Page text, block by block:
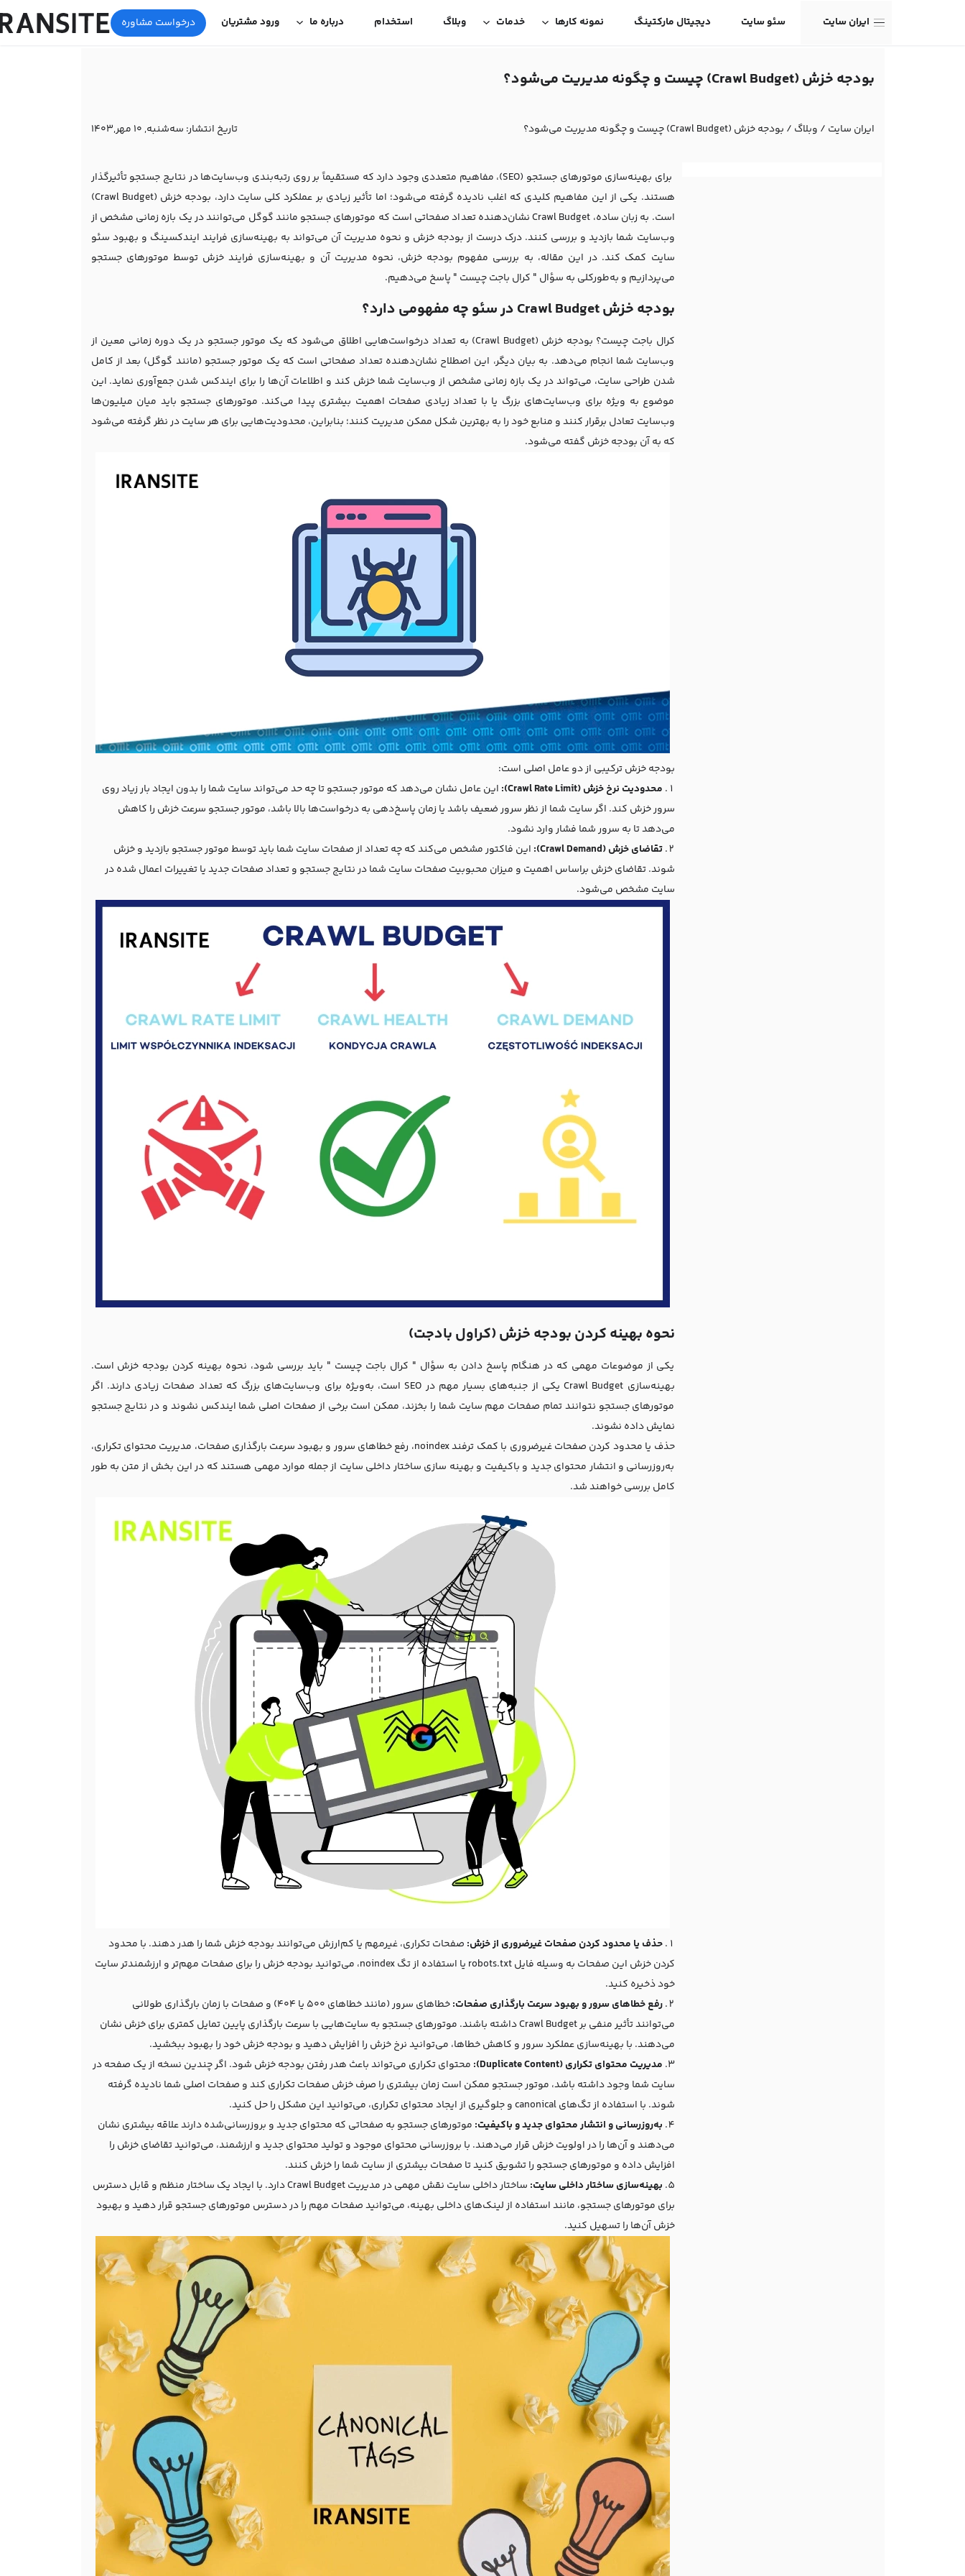
ایران سایت سئو سایت دیجیتال مارکتینگ نمونه کارها خدمات وبلاگ استخدام درباره ما ورود مشتریان درخواست مشاوره
بودجه خزش (Crawl Budget) چیست و چگونه مدیریت می‌شود؟
ایران سایت / وبلاگ / بودجه خزش (Crawl Budget) چیست و چگونه مدیریت می‌شود؟ تاریخ انتشار: ﺳﻪشنبه, 10 مهر,1403
برای بهینه‌سازی موتورهای جستجو (SEO)، مفاهیم متعددی وجود دارد که مستقیماً بر روی رتبه‌بندی وب‌سایت‌ها در نتایج جستجو تأثیرگذار
هستند. یکی از این مفاهیم کلیدی که اغلب نادیده گرفته می‌شود؛ اما تأثیر زیادی بر عملکرد کلی سایت دارد، بودجه خزش (Crawl Budget)
است. به زبان ساده، Crawl Budget نشان‌دهنده تعداد صفحاتی است که موتورهای جستجو مانند گوگل می‌توانند در یک بازه زمانی مشخص از
وب‌سایت شما بازدید و بررسی کنند. درک درست از بودجه خزش و نحوه مدیریت آن می‌تواند به بهینه‌سازی فرایند ایندکسینگ و بهبود سئو
سایت کمک کند. در این مقاله، به بررسی مفهوم بودجه خزش، نحوه مدیریت آن و بهینه‌سازی فرایند خزش توسط موتورهای جستجو
می‌پردازیم و به‌طورکلی به سؤال " کرال باجت چیست " پاسخ می‌دهیم.
بودجه خزش Crawl Budget در سئو چه مفهومی دارد؟
کرال باجت چیست؟ بودجه خزش (Crawl Budget) به تعداد درخواست‌هایی اطلاق می‌شود که یک موتور جستجو در یک دوره زمانی معین از
وب‌سایت شما انجام می‌دهد. به بیان دیگر، این اصطلاح نشان‌دهنده تعداد صفحاتی است که یک موتور جستجو (مانند گوگل) بعد از کامل
شدن طراحی سایت، می‌تواند در یک بازه زمانی مشخص از وب‌سایت شما خزش کند و اطلاعات آن‌ها را برای ایندکس شدن جمع‌آوری نماید. این
موضوع به ویژه برای وب‌سایت‌های بزرگ یا با تعداد زیادی صفحات اهمیت بیشتری پیدا می‌کند. موتورهای جستجو باید میان میلیون‌ها
وب‌سایت تعادل برقرار کنند و منابع خود را به بهترین شکل ممکن مدیریت کنند؛ بنابراین، محدودیت‌هایی برای هر سایت در نظر گرفته می‌شود
که به آن بودجه خزش گفته می‌شود.
بودجه خزش ترکیبی از دو عامل اصلی است:
محدودیت نرخ خزش (Crawl Rate Limit):
این عامل نشان می‌دهد که موتور جستجو تا چه حد می‌تواند سایت شما را بدون ایجاد بار زیاد روی
سرور خزش کند. اگر سایت شما از نظر سرور ضعیف باشد یا زمان پاسخ‌دهی به درخواست‌ها بالا باشد، موتور جستجو سرعت خزش را کاهش
می‌دهد تا به سرور شما فشار وارد نشود.
تقاضای خزش (Crawl Demand):
این فاکتور مشخص می‌کند که چه تعداد از صفحات سایت شما باید توسط موتور جستجو بازدید و خزش
شوند. تقاضای خزش براساس اهمیت و میزان محبوبیت صفحات سایت شما در نتایج جستجو و تعداد صفحات جدید یا تغییرات اعمال شده در
سایت مشخص می‌شود.
نحوه بهینه کردن بودجه خزش (کراول بادجت)
یکی از موضوعات مهمی که در هنگام پاسخ دادن به سؤال " کرال باجت چیست " باید بررسی شود، نحوه بهینه کردن بودجه خزش است.
بهینه‌سازی Crawl Budget یکی از جنبه‌های بسیار مهم در
SEOاست، به‌ویژه برای وب‌سایت‌های بزرگ که تعداد صفحات زیادی دارند. اگر
موتورهای جستجو نتوانند تمام صفحات مهم سایت شما را بخزند، ممکن است برخی از صفحات اصلی شما ایندکس نشوند و در نتایج جستجو
نمایش داده نشوند.
حذف یا محدود کردن صفحات غیرضروری با کمک ترفند noindex، رفع خطاهای سرور و بهبود سرعت بارگذاری صفحات، مدیریت محتوای تکراری،
به‌روزرسانی و انتشار محتوای جدید و باکیفیت و بهینه سازی ساختار داخلی سایت از جمله موارد مهمی هستند که در این بخش از متن به طور
کامل بررسی خواهند شد.
حذف یا محدود کردن صفحات غیرضروری از خزش: صفحات تکراری، غیرمهم یا کم‌ارزش می‌توانند بودجه خزش شما را هدر دهند. با محدود
کردن خزش این صفحات به وسیله فایل robots.txt یا استفاده از
تگ‌ noindex
، می‌توانید بودجه خزش را برای صفحات مهم‌تر و ارزشمندتر سایت
خود ذخیره کنید.
رفع خطاهای سرور و بهبود سرعت بارگذاری صفحات:
خطاهای سرور (مانند خطاهای 500 یا 404) و صفحات با زمان بارگذاری طولانی
می‌توانند تأثیر منفی بر Crawl Budget داشته باشند. موتورهای جستجو به سایت‌هایی با سرعت بارگذاری پایین تمایل کمتری برای خزش نشان
می‌دهند. با بهینه‌سازی عملکرد سرور و کاهش خطاها، می‌توانید نرخ خزش را افزایش دهید و بودجه خزش خود را بهبود ببخشید.
مدیریت محتوای تکراری (Duplicate Content):
محتوای تکراری می‌تواند باعث هدر رفتن بودجه خزش شود. اگر چندین نسخه از یک صفحه در
سایت شما وجود داشته باشد، موتور جستجو ممکن است زمان بیشتری را صرف خزش صفحات تکراری کند و صفحات اصلی شما نادیده گرفته
شوند. با استفاده از تگ‌های canonical و جلوگیری از ایجاد محتوای تکراری، می‌توانید این مشکل را حل کنید.
به‌روزرسانی و انتشار محتوای جدید و باکیفیت: موتورهای جستجو به صفحاتی که محتوای جدید و بروزرسانی‌شده دارند علاقه بیشتری نشان
می‌دهند و آن‌ها را در اولویت خزش قرار می‌دهند. با بروزرسانی محتوای موجود و تولید محتوای جدید و ارزشمند، می‌توانید تقاضای خزش را
افزایش داده و موتورهای جستجو را تشویق کنید تا صفحات بیشتری از سایت شما را خزش کنند.
بهینه‌سازی ساختار داخلی سایت:
ساختار داخلی سایت نقش مهمی در مدیریت Crawl Budget دارد. با ایجاد یک ساختار منظم و قابل دسترس
برای موتورهای جستجو، مانند استفاده از لینک‌های داخلی بهینه، می‌توانید صفحات مهم را در دسترس موتورهای جستجو قرار دهید و بهبود
خزش آن‌ها را تسهیل کنید.